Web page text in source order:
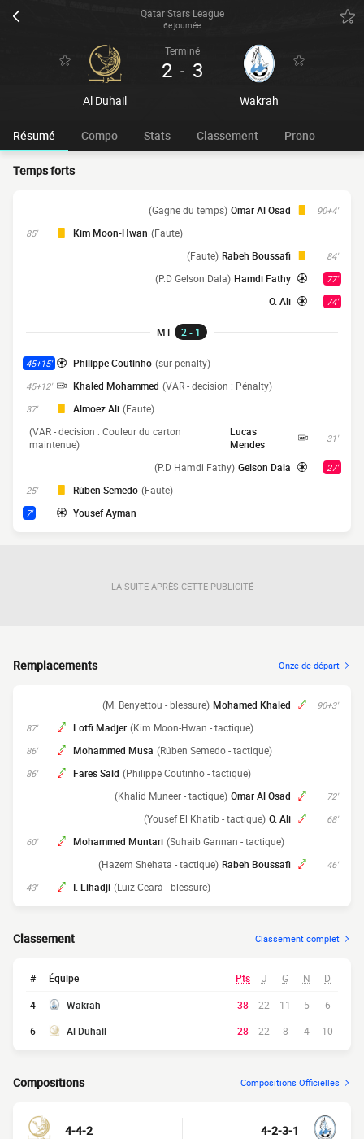
Qatar Stars League
6e journée
Al Duhail
Terminé
2 - 3
Wakrah
Résumé Compo Stats Classement Prono
Temps forts
90+4'
Omar Al Osad
(Gagne du temps)
85' Kim Moon-Hwan (Faute)
84'
Rabeh Boussafi
(Faute)
77'
Hamdi Fathy
(P.D Gelson Dala)
74'
O. Ali
MT 2 - 1
45+15' Philippe Coutinho (sur penalty)
45+12' Khaled Mohammed (VAR - decision : Pénalty)
37' Almoez Ali (Faute)
31'
Lucas
Mendes
(VAR - decision : Couleur du carton
maintenue)
27'
Gelson Dala
(P.D Hamdi Fathy)
25' Rúben Semedo (Faute)
7' Yousef Ayman
LA SUITE APRÈS CETTE PUBLICITÉ
Remplacements Onze de départ
90+3'
Mohamed Khaled
(M. Benyettou - blessure)
87' Lotfi Madjer (Kim Moon-Hwan - tactique)
86' Mohammed Musa (Rúben Semedo - tactique)
86' Fares Said (Philippe Coutinho - tactique)
72'
Omar Al Osad
(Khalid Muneer - tactique)
68'
O. Ali
(Yousef El Khatib - tactique)
60' Mohammed Muntari (Suhaib Gannan - tactique)
46'
Rabeh Boussafi
(Hazem Shehata - tactique)
43' I. Lihadji (Luiz Ceará - blessure)
Classement Classement complet
# Équipe Pts J G N D
4 Wakrah 38 22 11 5
6
6
Al Duhail 28 22 8 4 10
Compositions Compositions Officielles
4-4-2 4-2-3-1